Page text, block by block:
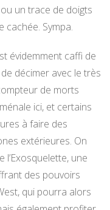
un trace de doigts
cachée. Sympa.
évidemment caffi de
décimer avec le très
de morts
ici, et certains
à faire des
extérieures. On
une
des pouvoirs
qui pourra alors